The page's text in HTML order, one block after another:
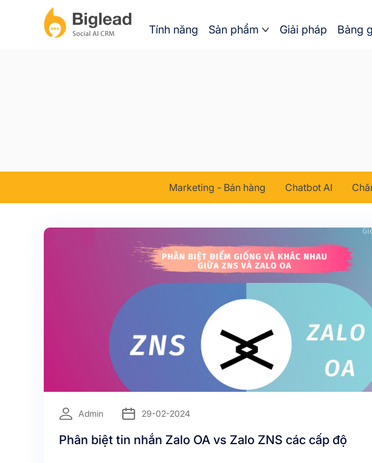
Tính năng Sản phẩm Giải pháp Bảng
Marketing - Bán hàng Chatbot AI
Admin 29-02-2024
Phân biệt tin nhắn Zalo OA vs Zalo ZNS các cấp độ